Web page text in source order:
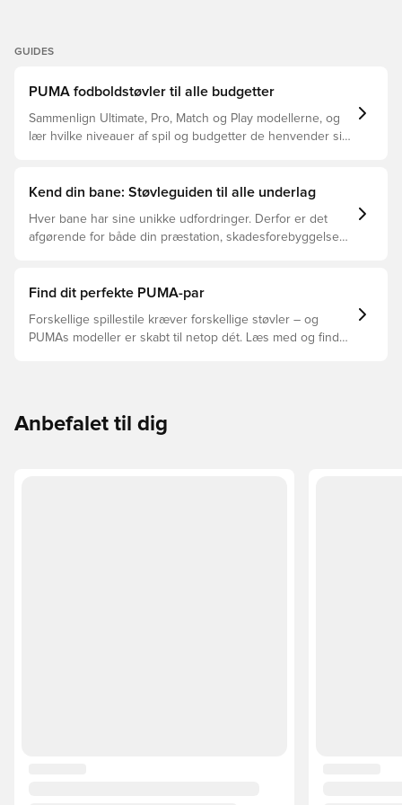
GUIDES
PUMA fodboldstøvler til alle budgetter
Sammenlign Ultimate, Pro, Match og Play modellerne, og
lær hvilke niveauer af spil og budgetter de henvender sig
Kend din bane: Støvleguiden til alle underlag
Hver bane har sine unikke udfordringer. Derfor er det
afgørende for både din præstation, skadesforebyggelse
støvler der er det bedste valg til de forskellige typer
Find dit perfekte PUMA-par
Forskellige spillestile kræver forskellige støvler – og
PUMAs modeller er skabt til netop dét. Læs med og find
Anbefalet til dig